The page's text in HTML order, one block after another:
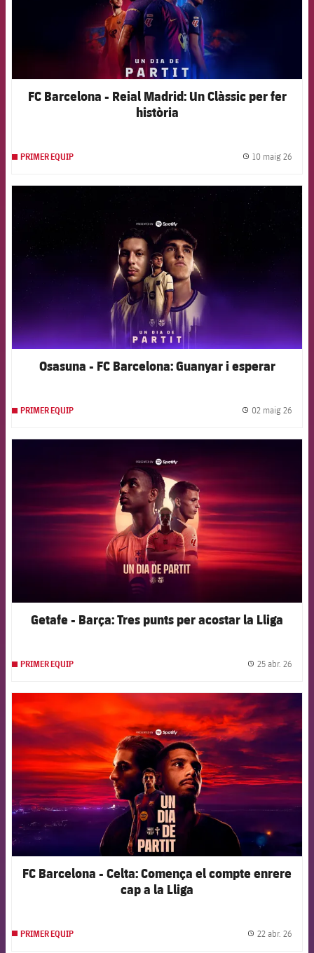
FC Barcelona - Reial Madrid: Un Clàssic per fer
història
PRIMER EQUIP 10 maig 26
FCB Barcelona badge
Osasuna - FC Barcelona: Guanyar i esperar
PRIMER EQUIP 02 maig 26
Getafe - Barça: Tres punts per acostar la Lliga
PRIMER EQUIP 25 abr. 26
FCB Barcelona badge
FC Barcelona - Celta: Comença el compte enrere
cap a la Lliga
PRIMER EQUIP 22 abr. 26